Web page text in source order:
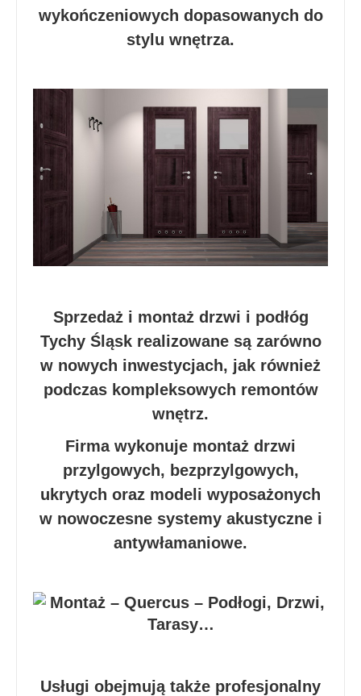
wykończeniowych dopasowanych do
stylu wnętrza.
Sprzedaż i montaż drzwi i podłóg
Tychy Śląsk realizowane są zarówno
w nowych inwestycjach, jak również
podczas kompleksowych remontów
wnętrz.
Firma wykonuje montaż drzwi
przylgowych, bezprzylgowych,
ukrytych oraz modeli wyposażonych
w nowoczesne systemy akustyczne i
antywłamaniowe.
Usługi obejmują także profesjonalny